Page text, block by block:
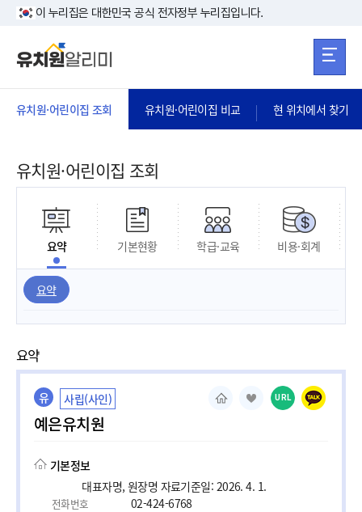
본문 바로가기
이 누리집은 대한민국 공식 전자정부 누리집입니다.
유치원·어린이집 조회 유치원·어린이집 비교 현 위치에서 찾기
유치원·어린이집 조회
요약 기본현황 학급·교육 비용·회계
요약
요약
유 사립(사인)
예은유치원
URL
기본정보
대표자명, 원장명 자료기준일: 2026. 4. 1.
전화번호
02-424-6768